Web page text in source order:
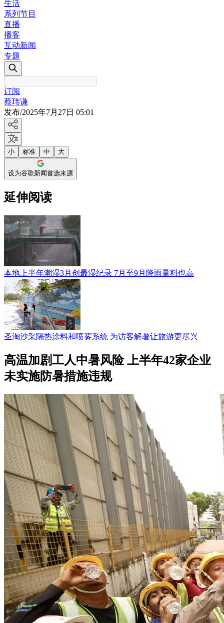
生活
系列节目
直播
播客
互动新闻
专题
订阅
蔡玮谦
发布/2025年7月27日 05:01
小 标准 中 大
设为谷歌新闻首选来源
延伸阅读
本地上半年潮湿3月创最湿纪录 7月至9月降雨量料也高
圣淘沙采隔热涂料和喷雾系统 为访客解暑让旅游更尽兴
高温加剧工人中暑风险 上半年42家企业
未实施防暑措施违规